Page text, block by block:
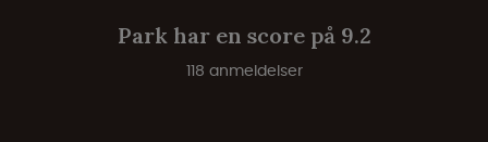
Park har en score på 9.2
118 anmeldelser